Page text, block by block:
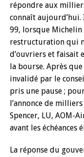
répondre aux
connaît
99, lorsque Michelin
restructuration qui
d’ouvriers et faisait
la bourse. Après
invalidé par le
pris une pause ;
l’annonce de
Spencer, LU, AOM-
avant les échéances
La réponse du